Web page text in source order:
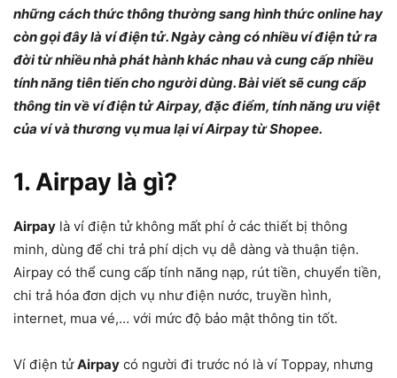
những cách thức thông thường sang hình thức online hay
còn gọi đây là ví điện tử. Ngày càng có nhiều ví điện tử ra
đời từ nhiều nhà phát hành khác nhau và cung cấp nhiều
tính năng tiên tiến cho người dùng. Bài viết sẽ cung cấp
thông tin về ví điện tử Airpay, đặc điểm, tính năng ưu việt
của ví và thương vụ mua lại ví Airpay từ Shopee.
1.Airpay là gì?
Airpay là ví điện tử không mất phí ở các thiết bị thông
minh, dùng để chi trả phí dịch vụ dễ dàng và thuận tiện.
Airpay có thể cung cấp tính năng nạp, rút tiền, chuyển tiền,
chi trả hóa đơn dịch vụ như điện nước, truyền hình,
internet, mua vé,… với mức độ bảo mật thông tin tốt.
Ví điện tửAirpay có người đi trước nó là ví Toppay, nhưng